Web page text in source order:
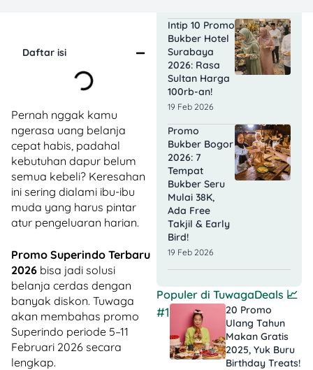
Daftar isi
Pernah nggak kamu
ngerasa uang belanja
cepat habis, padahal
kebutuhan dapur belum
semua kebeli? Keresahan
ini sering dialami ibu-ibu
muda yang harus pintar
atur pengeluaran harian.
Promo Superindo Terbaru
2026 bisa jadi solusi
belanja cerdas dengan
banyak diskon. Tuwaga
akan membahas promo
Superindo periode 5–11
Februari 2026 secara
lengkap.
Intip 10 Promo
Bukber Hotel
Surabaya
2026: Rasa
Sultan Harga
100rb-an!
19 Feb 2026
Promo
Bukber Bogor
2026: 7
Tempat
Bukber Seru
Mulai 38K,
Ada Free
Takjil & Early
Bird!
19 Feb 2026
Populer di TuwagaDeals 📈
#1
20 Promo
Ulang Tahun
Makan Gratis
2025, Yuk Buru
Birthday Treats!